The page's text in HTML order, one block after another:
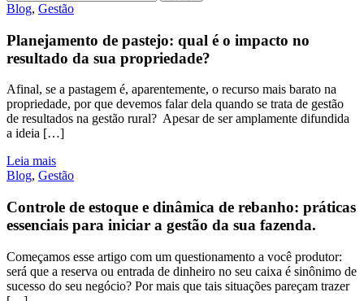
Blog, Gestão
Planejamento de pastejo: qual é o impacto no
resultado da sua propriedade?
Afinal, se a pastagem é, aparentemente, o recurso mais barato na
propriedade, por que devemos falar dela quando se trata de gestão
de resultados na gestão rural? Apesar de ser amplamente difundida
a ideia […]
Leia mais
Blog, Gestão
Controle de estoque e dinâmica de rebanho: práticas
essenciais para iniciar a gestão da sua fazenda.
Começamos esse artigo com um questionamento a você produtor:
será que a reserva ou entrada de dinheiro no seu caixa é sinônimo de
sucesso do seu negócio? Por mais que tais situações pareçam trazer